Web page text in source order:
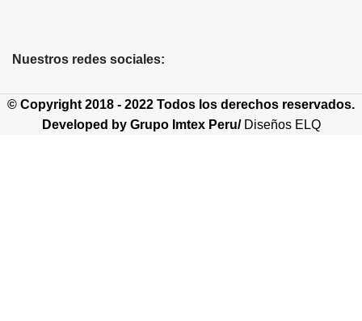
Nuestros redes sociales:
© Copyright 2018 - 2022 Todos los derechos reservados.
Developed by Grupo Imtex Peru/ Diseños ELQ